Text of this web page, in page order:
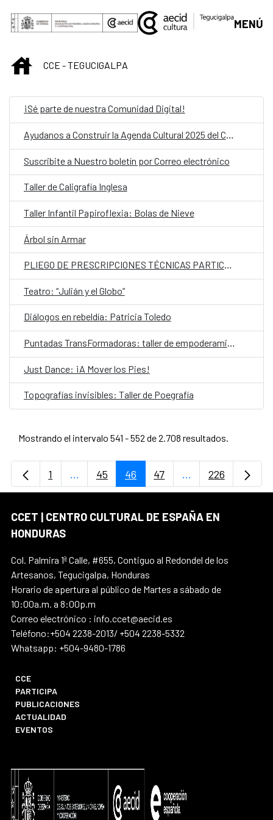
Saltar al contenido principal
MENÚ
INICIOCCE - TEGUCIGALPA
¡Sé parte de nuestra Comunidad Digital!
Ayudanos a Construir la Agenda Cultural 2025 del CCET
Suscribite a Nuestro boletín por Correo electrónico
Taller de Caligrafía Inglesa
Taller Infantil Papiroflexia: Bolas de Nieve
Árbol sin Armar
PLIEGO DE PRESCRIPCIONES TÉCNICAS PARTICULARES (PPTP) Proyecto: Reforma y Ampliación del Anexo Babelia al CCET
Teatro: “Julián y el Globo”
Diálogos en rebeldía: Patricia Toledo
Puntadas TransFormadoras: taller de empoderamiento económico
Just Dance: ¡A Mover los Pies!
Topografías invisibles: Taller de Poegrafía
Mostrando el intervalo 541 - 552 de 2.708 resultados.
Página
1 ...Páginas intermedias Use TAB para
Página
45 Página
46 Página
47 ...PáginasPágina
226
CCET | CENTRO CULTURAL DE ESPAÑA EN
HONDURAS
Col. Palmira 1ª Calle, #655, Contiguo al Redondel de los
Artesanos, Tegucigalpa, Honduras
Horario de apertura al público de Martes a sábado de
10:00a.m. a 8:00p.m
Correo electrónico : info.ccet@aecid.es
Teléfono:+504 2238-2013/ +504 2238-5332
Whatsapp: +504-9480-1786
CCE
PARTICIPA
PUBLICACIONES
ACTUALIDAD
EVENTOS